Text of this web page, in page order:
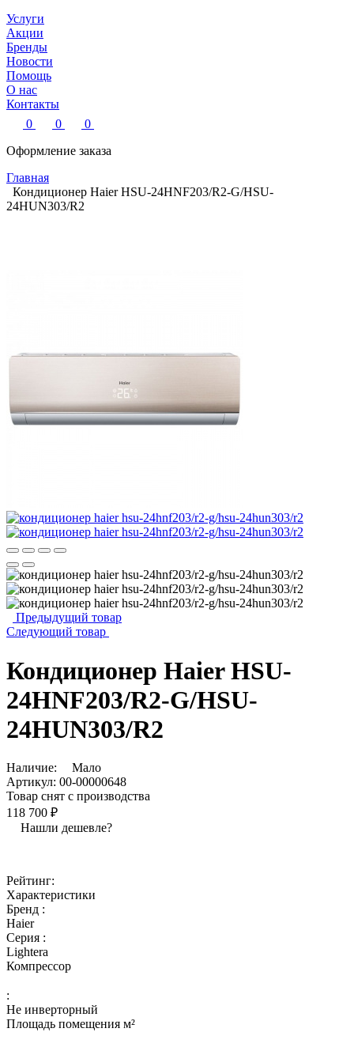
Услуги
Акции
Бренды
Новости
Помощь
О нас
Контакты
0
0
0
Оформление заказа
Главная
Кондиционер Haier HSU-24HNF203/R2-G/HSU-
24HUN303/R2
Предыдущий товар
Следующий товар
Кондиционер Haier HSU-
24HNF203/R2-G/HSU-
24HUN303/R2
Наличие:
Мало
Артикул: 00-00000648
Товар снят с производства
118 700 ₽
Нашли дешевле?
Рейтинг:
Характеристики
Бренд :
Haier
Серия :
Lightera
Компрессор
:
Не инверторный
Площадь помещения м²